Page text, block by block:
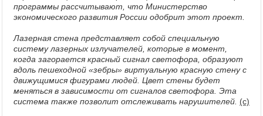
программы рассчитывают, что Министерство
экономического развития России одобрит этот проект.
Лазерная стена представляет собой специальную
систему лазерных излучателей, которые в момент,
когда загорается красный сигнал светофора, образуют
вдоль пешеходной «зебры» виртуальную красную стену с
движущимися фигурами людей. Цвет стены будет
меняться в зависимости от сигналов светофора. Эта
система также позволит отслеживать нарушителей. (c)